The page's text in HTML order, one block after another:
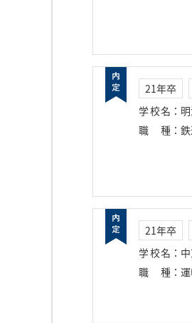
21年卒
学校名 ：
職種 ：
21年卒
学校名 ：
職種 ：